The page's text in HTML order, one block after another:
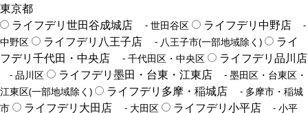
東京都
ライフデリ世田谷成城店
- 世田谷区 ライフデリ中野店
-
中野区
ライフデリ八王子店 - 八王子市(一部地域除く)
ライ
フデリ千代田・中央店
- 千代田区・中央区 ライフデリ品川店
- 品川区 ライフデリ墨田・台東・江東店
- 墨田区・台東区・
江東区(一部地域除く)
ライフデリ多摩・稲城店
- 多摩市・稲城
市
ライフデリ大田店 - 大田区 ライフデリ小平店
- 小平